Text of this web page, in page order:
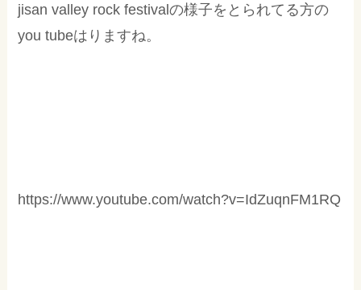
jisan valley rock festivalの様子をとられてる方の
you tubeはりますね。
https://www.youtube.com/watch?v=IdZuqnFM1RQ